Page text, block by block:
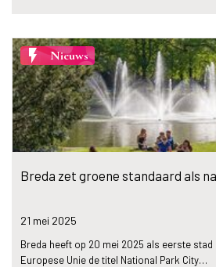
flash_on Nieuws
Breda zet groene standaard als
21 mei 2025
Breda heeft op 20 mei 2025 als eerste stad
Europese Unie de titel National Park City…